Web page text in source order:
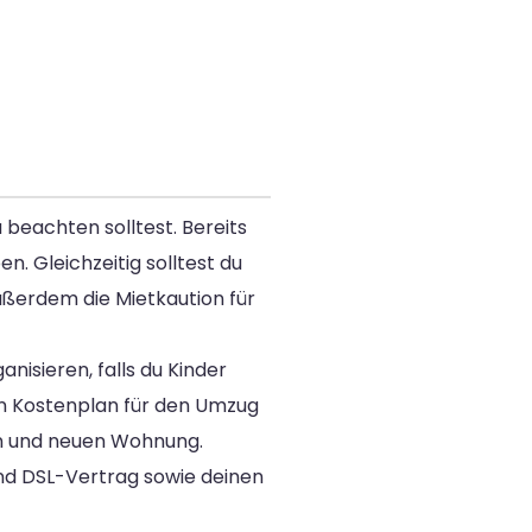
solltest. Bereits
Gleichzeitig solltest du
die Mietkaution für
falls du Kinder
Kostenplan für den Umzug
neuen Wohnung.
DSL-Vertrag sowie deinen